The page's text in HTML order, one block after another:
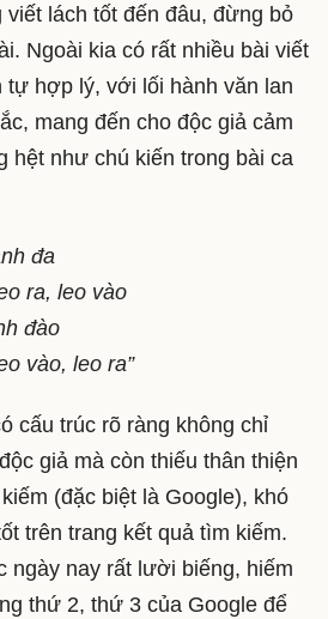
viết lách tốt đến đâu, đừng bỏ
Ngoài kia có rất nhiều bài viết
tự hợp lý, với lối hành văn lan
mang đến cho độc giả cảm
hệt như chú kiến trong bài ca
đa
ra, leo vào
đào
vào, leo ra”
cấu trúc rõ ràng không chỉ
giả mà còn thiếu thân thiện
(đặc biệt là Google), khó
trên trang kết quả tìm kiếm.
ngày nay rất lười biếng, hiếm
thứ 2, thứ 3 của Google để